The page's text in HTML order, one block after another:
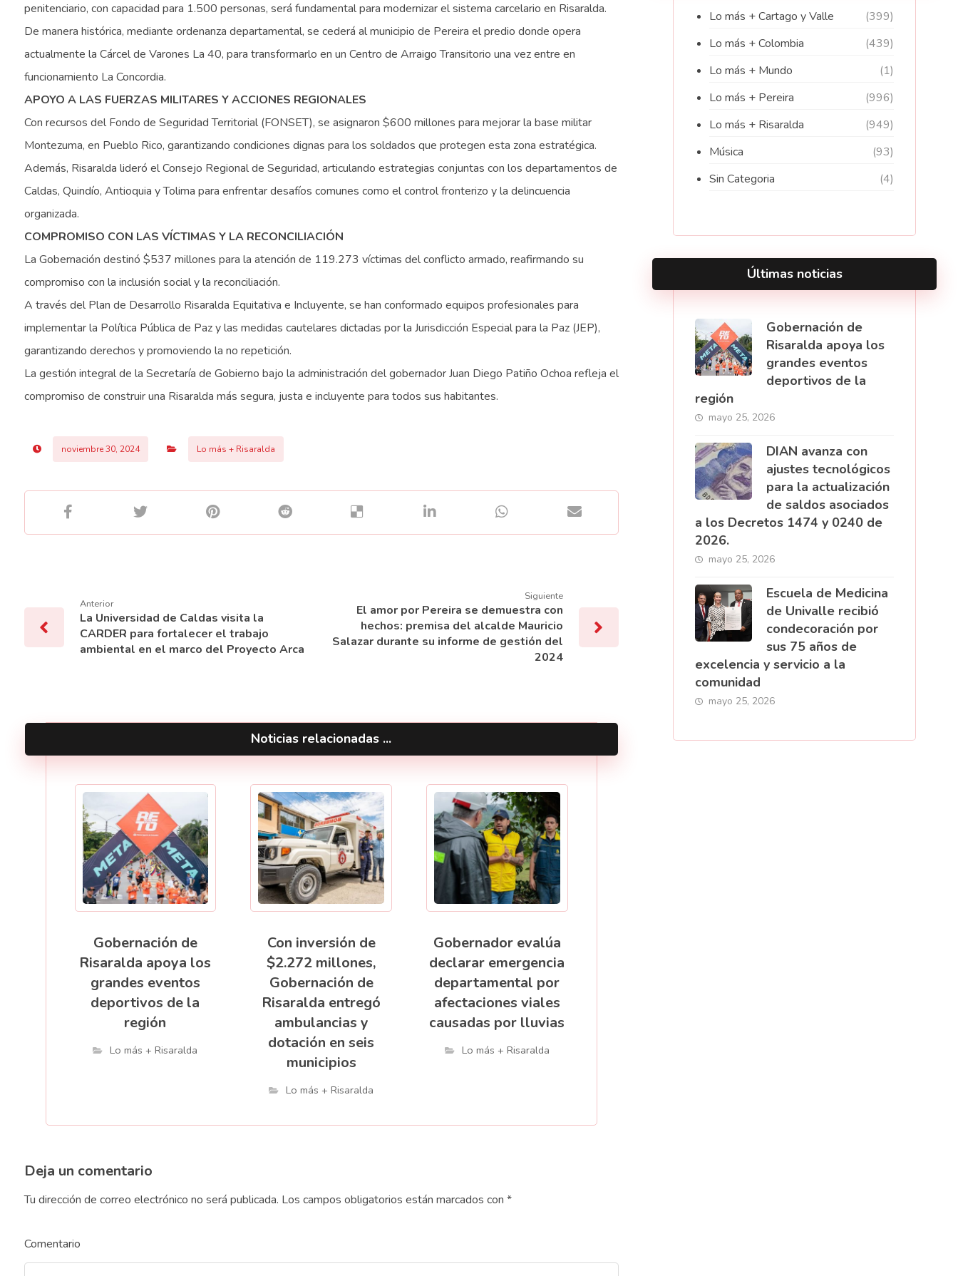
penitenciario, con capacidad para 1.500 personas, será fundamental para modernizar el sistema carcelario en Risaralda.
De manera histórica, mediante ordenanza departamental, se cederá al municipio de Pereira el predio donde opera
actualmente la Cárcel de Varones La 40, para transformarlo en un Centro de Arraigo Transitorio una vez entre en
funcionamiento La Concordia.
APOYO A LAS FUERZAS MILITARES Y ACCIONES REGIONALES
Con recursos del Fondo de Seguridad Territorial (FONSET), se asignaron $600 millones para mejorar la base militar
Montezuma, en Pueblo Rico, garantizando condiciones dignas para los soldados que protegen esta zona estratégica.
Además, Risaralda lideró el Consejo Regional de Seguridad, articulando estrategias conjuntas con los departamentos de
Caldas, Quindío, Antioquia y Tolima para enfrentar desafíos comunes como el control fronterizo y la delincuencia
organizada.
COMPROMISO CON LAS VÍCTIMAS Y LA RECONCILIACIÓN
La Gobernación destinó $537 millones para la atención de 119.273 víctimas del conflicto armado, reafirmando su
compromiso con la inclusión social y la reconciliación.
A través del Plan de Desarrollo Risaralda Equitativa e Incluyente, se han conformado equipos profesionales para
implementar la Política Pública de Paz y las medidas cautelares dictadas por la Jurisdicción Especial para la Paz (JEP),
garantizando derechos y promoviendo la no repetición.
La gestión integral de la Secretaría de Gobierno bajo la administración del gobernador Juan Diego Patiño Ochoa refleja el
compromiso de construir una Risaralda más segura, justa e incluyente para todos sus habitantes.
noviembre 30, 2024 Lo más + Risaralda
Anterior
La Universidad de Caldas visita la
CARDER para fortalecer el trabajo
ambiental en el marco del Proyecto Arca
Siguiente
El amor por Pereira se demuestra con
hechos: premisa del alcalde Mauricio
Salazar durante su informe de gestión del
2024
Noticias relacionadas ...
Gobernación de
Risaralda apoya los
grandes eventos
deportivos de la
región
Lo más + Risaralda
Con inversión de
$2.272 millones,
Gobernación de
Risaralda entregó
ambulancias y
dotación en seis
municipios
Lo más + Risaralda
Gobernador evalúa
declarar emergencia
departamental por
afectaciones viales
causadas por lluvias
Lo más + Risaralda
Deja un comentario
Tu dirección de correo electrónico no será publicada. Los campos obligatorios están marcados con *
Comentario
Lo más + Cartago y Valle
(399)
Lo más + Colombia
(439)
Lo más + Mundo
(1)
Lo más + Pereira
(996)
Lo más + Risaralda
(949)
Música
(93)
Sin Categoria
(4)
Últimas noticias
Gobernación de
Risaralda apoya los
grandes eventos
deportivos de la
región
mayo 25, 2026
DIAN avanza con
ajustes tecnológicos
para la actualización
de saldos asociados
a los Decretos 1474 y 0240 de
2026.
mayo 25, 2026
Escuela de Medicina
de Univalle recibió
condecoración por
sus 75 años de
excelencia y servicio a la
comunidad
mayo 25, 2026